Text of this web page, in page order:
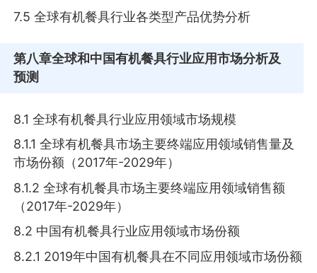
7.5 全球有机餐具行业各类型产品优势分析
第八章全球和中国有机餐具行业应用市场分析及
预测
8.1 全球有机餐具行业应用领域市场规模
8.1.1 全球有机餐具市场主要终端应用领域销售量及
市场份额（2017年-2029年）
8.1.2 全球有机餐具市场主要终端应用领域销售额
（2017年-2029年）
8.2 中国有机餐具行业应用领域市场份额
8.2.1 2019年中国有机餐具在不同应用领域市场份额